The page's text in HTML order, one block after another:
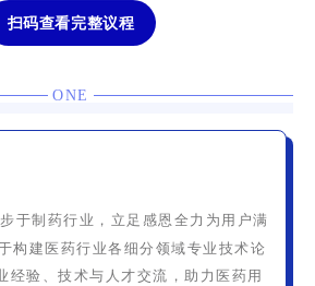
扫码查看完整议程
ONE
于制药行业，立足感恩全力为用户满
构建医药行业各细分领域专业技术论
经验、技术与人才交流，助力医药用